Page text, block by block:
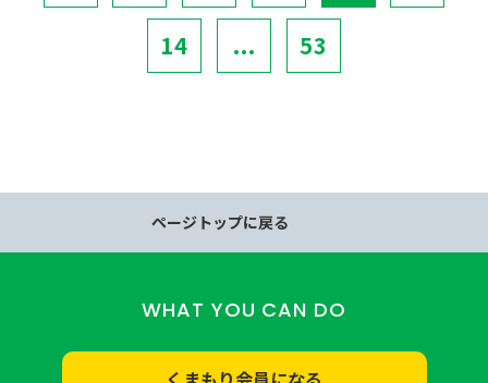
14 ... 53
ページトップに戻る
WHAT YOU CAN DO